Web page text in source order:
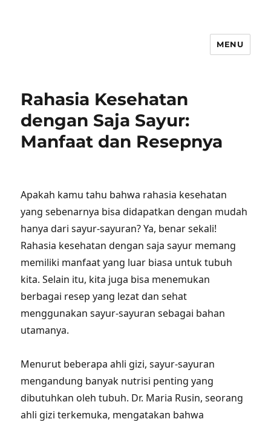
MENU
Rahasia Kesehatan
dengan Saja Sayur:
Manfaat dan Resepnya
Apakah kamu tahu bahwa rahasia kesehatan
yang sebenarnya bisa didapatkan dengan mudah
hanya dari sayur-sayuran? Ya, benar sekali!
Rahasia kesehatan dengan saja sayur memang
memiliki manfaat yang luar biasa untuk tubuh
kita. Selain itu, kita juga bisa menemukan
berbagai resep yang lezat dan sehat
menggunakan sayur-sayuran sebagai bahan
utamanya.
Menurut beberapa ahli gizi, sayur-sayuran
mengandung banyak nutrisi penting yang
dibutuhkan oleh tubuh. Dr. Maria Rusin, seorang
ahli gizi terkemuka, mengatakan bahwa